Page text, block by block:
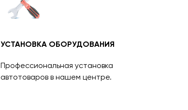
УСТАНОВКА ОБОРУДОВАНИЯ
Профессиональная установка
автотоваров в нашем центре.